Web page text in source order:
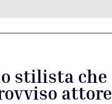
stilista che
attore